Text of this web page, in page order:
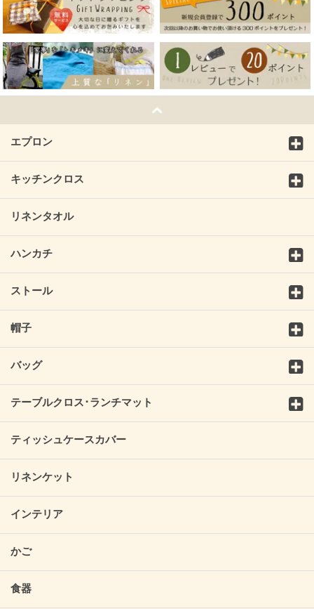
エプロン
キッチンクロス
リネンタオル
ハンカチ
ストール
帽子
バッグ
テーブルクロス･ランチマット
ティッシュケースカバー
リネンケット
インテリア
かご
食器